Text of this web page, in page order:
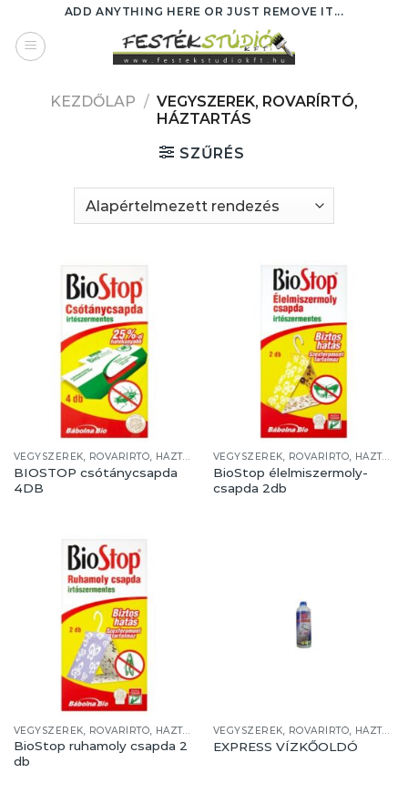
content
ADD ANYTHING HERE OR JUST REMOVE IT...
KEZDŐLAP / VEGYSZEREK, ROVARÍRTÓ,
HÁZTARTÁS
SZŰRÉS
VEGYSZEREK, ROVARÍRTÓ, HÁZTARTÁS
BIOSTOP csótánycsapda
4DB
VEGYSZEREK, ROVARÍRTÓ, HÁZTARTÁS
BioStop élelmiszermoly-
csapda 2db
VEGYSZEREK, ROVARÍRTÓ, HÁZTARTÁS
BioStop ruhamoly csapda 2
db
VEGYSZEREK, ROVARÍRTÓ, HÁZTARTÁS
EXPRESS VÍZKŐOLDÓ